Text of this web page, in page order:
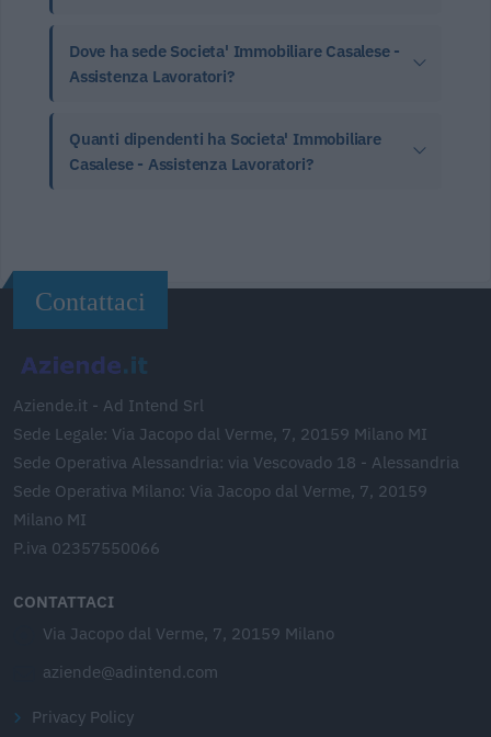
Dove ha sede Societa' Immobiliare Casalese -
Assistenza Lavoratori?
Quanti dipendenti ha Societa' Immobiliare
Casalese - Assistenza Lavoratori?
Contattaci
Aziende.it - Ad Intend Srl
Sede Legale: Via Jacopo dal Verme, 7, 20159 Milano MI
Sede Operativa Alessandria: via Vescovado 18 - Alessandria
Sede Operativa Milano: Via Jacopo dal Verme, 7, 20159
Milano MI
P.iva 02357550066
CONTATTACI
Via Jacopo dal Verme, 7, 20159 Milano
aziende@adintend.com
Privacy Policy